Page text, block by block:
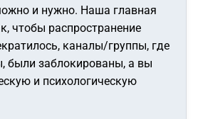
и нужно. Наша главная
чтобы распространение
каналы/группы, где
были заблокированы, а вы
и психологическую